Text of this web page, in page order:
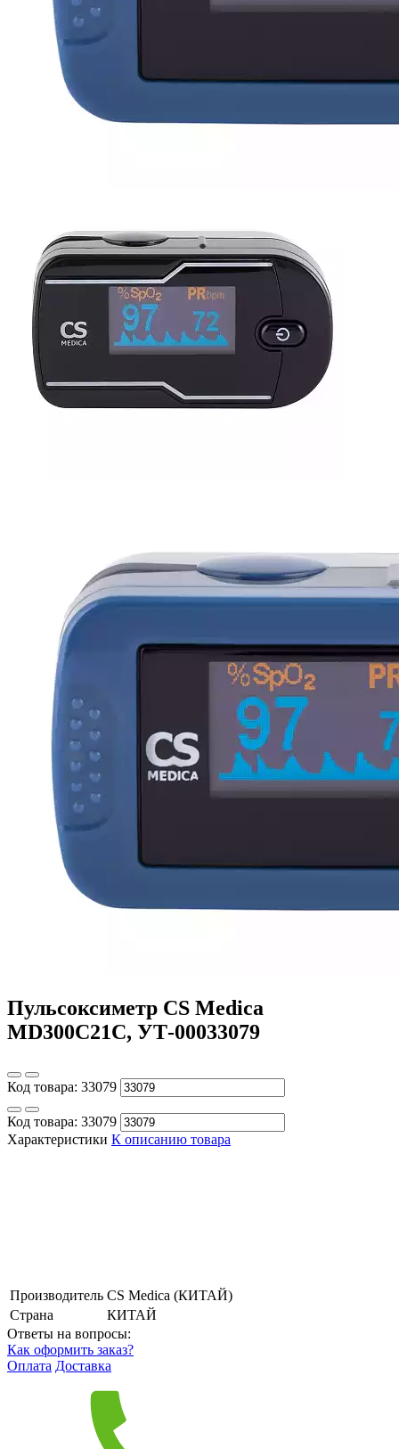
Пульсоксиметр CS Medica
MD300C21С, УТ-00033079
Код товара: 33079
Код товара: 33079
Характеристики К описанию товара
Производитель CS Medica (КИТАЙ)
Страна
КИТАЙ
Ответы на вопросы:
Как оформить заказ?
Оплата Доставка